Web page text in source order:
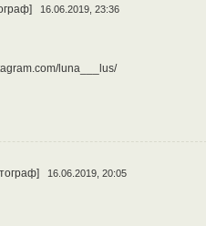
16.06.2019, 23:36
luna___lus/
16.06.2019, 20:05